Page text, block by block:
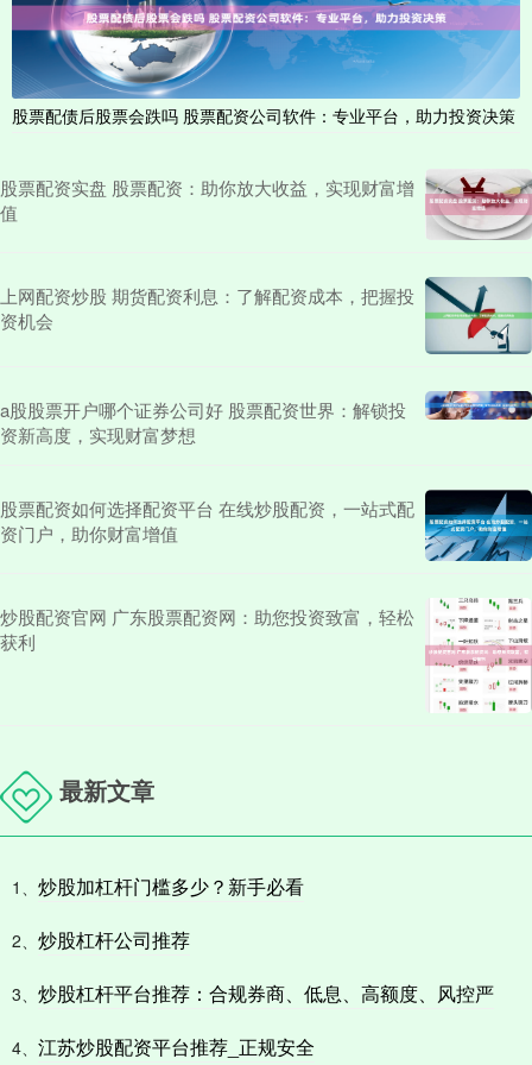
股票配债后股票会跌吗 股票配资公司软件：专业平台，助力投资决策
股票配资实盘 股票配资：助你放大收益，实现财富增
值
上网配资炒股 期货配资利息：了解配资成本，把握投
资机会
a股股票开户哪个证券公司好 股票配资世界：解锁投
资新高度，实现财富梦想
股票配资如何选择配资平台 在线炒股配资，一站式配
资门户，助你财富增值
炒股配资官网 广东股票配资网：助您投资致富，轻松
获利
最新文章
1、 炒股加杠杆门槛多少？新手必看
2、 炒股杠杆公司推荐
3、 炒股杠杆平台推荐：合规券商、低息、高额度、风控严
4、 江苏炒股配资平台推荐_正规安全